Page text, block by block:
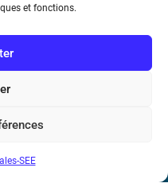
et fonctions.
SEE
Vente